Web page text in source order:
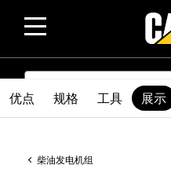
SEARCH
柴油发电机组
优点 规格 工具 展示